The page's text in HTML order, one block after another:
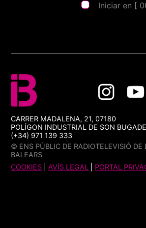
Iniciar en [
CARRER MADALENA, 21, 07180
POLÍGON INDUSTRIAL DE SON
(+34) 971 139 333
© ENS PÚBLIC DE RADIOTELEVISIÓ DE
BALEARS
COOKIES |AVÍS LEGAL PORTAL